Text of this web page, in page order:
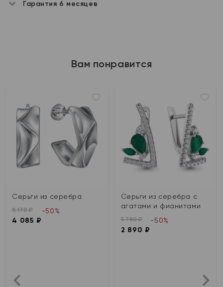
Гарантия 6 месяцев
Вам понравится
Серьги из серебра
8 170 ₽
4 085 ₽
-50%
Серьги из серебра с
агатами и фианитами
5 780 ₽
2 890 ₽
-50%